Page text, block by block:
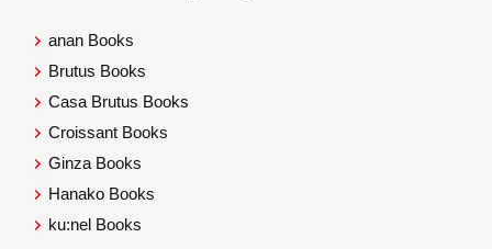
anan Books
Brutus Books
Casa Brutus Books
Croissant Books
Ginza Books
Hanako Books
ku:nel Books